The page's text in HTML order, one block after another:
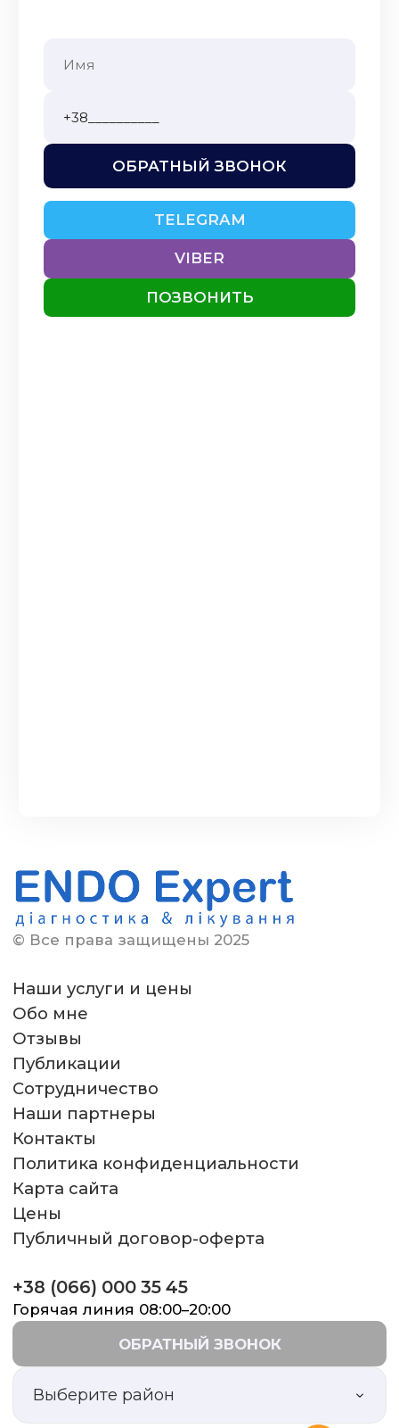
ОБРАТНЫЙ ЗВОНОК
TELEGRAM
VIBER
ПОЗВОНИТЬ
© Все права защищены 2025
Наши услуги и цены
Обо мне
Отзывы
Публикации
Сотрудничество
Наши партнеры
Контакты
Политика конфиденциальности
Карта сайта
Цены
Публичный договор-оферта
+38 (066) 000 35 45
Горячая линия 08:00–20:00
ОБРАТНЫЙ ЗВОНОК
Выберите район